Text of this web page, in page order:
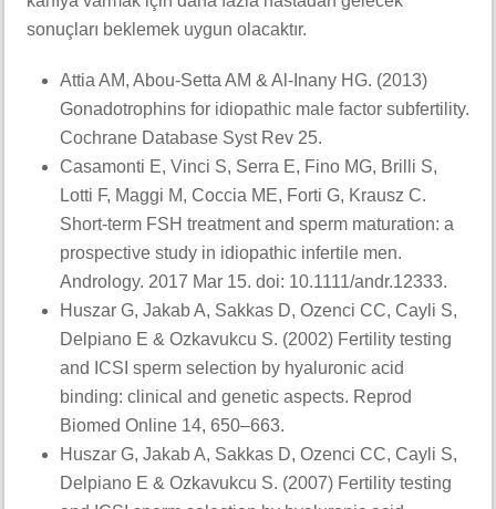
sonuçları beklemek uygun olacaktır.
Attia AM, Abou-Setta AM & Al-Inany HG. (2013)
Gonadotrophins for idiopathic male factor subfertility.
Cochrane Database Syst Rev 25.
Casamonti E, Vinci S, Serra E, Fino MG, Brilli S,
Lotti F, Maggi M, Coccia ME, Forti G, Krausz C.
Short-term FSH treatment and sperm maturation: a
prospective study in idiopathic infertile men.
Andrology. 2017 Mar 15. doi: 10.1111/andr.12333.
Huszar G, Jakab A, Sakkas D, Ozenci CC, Cayli S,
Delpiano E & Ozkavukcu S. (2002) Fertility testing
and ICSI sperm selection by hyaluronic acid
binding: clinical and genetic aspects. Reprod
Biomed Online 14, 650–663.
Huszar G, Jakab A, Sakkas D, Ozenci CC, Cayli S,
Delpiano E & Ozkavukcu S. (2007) Fertility testing